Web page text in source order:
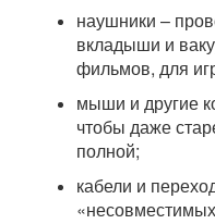
наушники –
вкладыши и
фильмов, для
мыши и другие
чтобы даже
полной;
кабели и